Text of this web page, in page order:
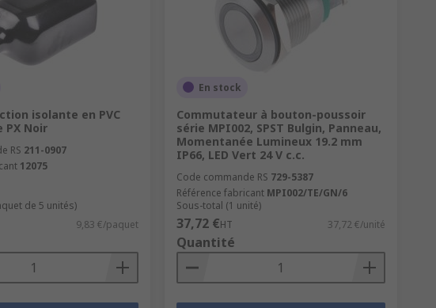
isolante en PVC
PX Noir
RS 211-0907
12075
de 5 unités)
9,83 €/paquet
En stock
Commutateur à bouton-poussoir
série MPI002, SPST Bulgin, Panneau,
Momentanée Lumineux 19.2 mm
IP66, LED Vert 24 V c.c.
Code commande RS 729-5387
Référence fabricant MPI002/TE/GN/6
Sous-total (1 unité)
37,72 €HT 37,72 €/unité
Quantité